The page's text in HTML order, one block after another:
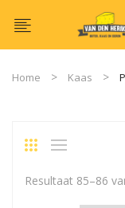
Home Kaas
Resultaat 85–86